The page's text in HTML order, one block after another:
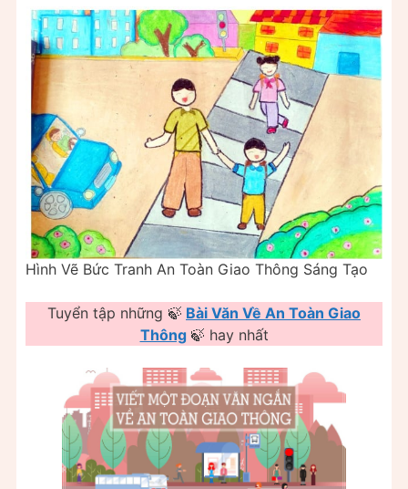
Hình Vẽ Bức Tranh An Toàn Giao Thông Sáng Tạo
Tuyển tập những 🍃 Bài Văn Về An Toàn Giao
Thông 🍃 hay nhất